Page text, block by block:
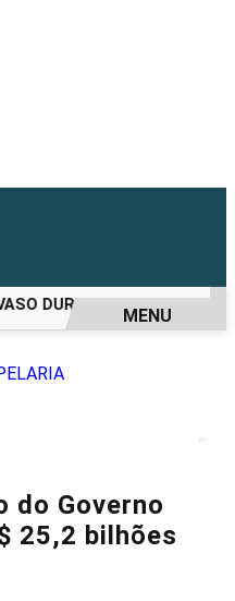
DURANTE BRIGA FAMILIAR
MENU
do Governo
25,2 bilhões